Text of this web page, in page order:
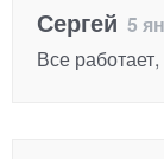
Сергей 5
Все